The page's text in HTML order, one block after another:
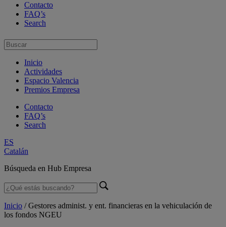
Contacto
FAQ’s
Search
Inicio
Actividades
Espacio Valencia
Premios Empresa
Contacto
FAQ’s
Search
ES
Catalán
Búsqueda en Hub Empresa
Inicio /Gestores administ. y ent. financieras en la vehiculación de
los fondos NGEU